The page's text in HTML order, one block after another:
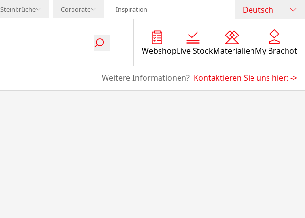
Steinbrüche Corporate Inspiration Deutsch
WebshopLive StockMaterialienMy Brachot
Weitere Informationen? Kontaktieren Sie uns hier: ->